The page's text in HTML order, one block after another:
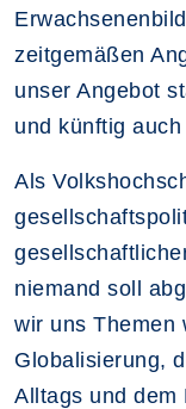
zeitgemäßen
unser Angebot
und künftig
Als
niemand soll
wir uns Themen
Globalisierung,
Alltags und dem